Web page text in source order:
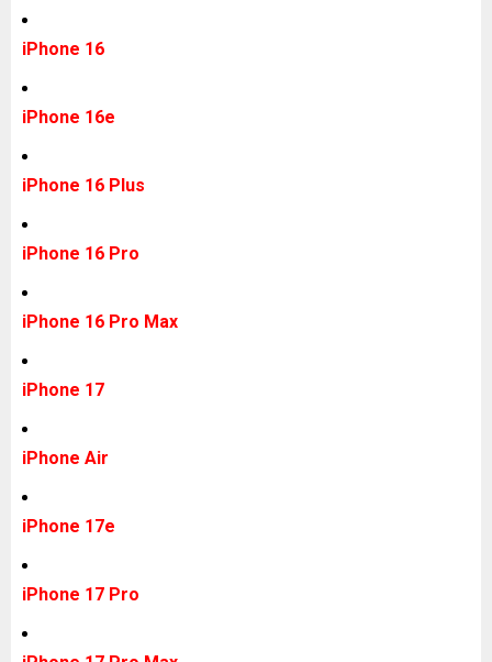
iPhone 16
iPhone 16e
iPhone 16 Plus
iPhone 16 Pro
iPhone 16 Pro Max
iPhone 17
iPhone Air
iPhone 17e
iPhone 17 Pro